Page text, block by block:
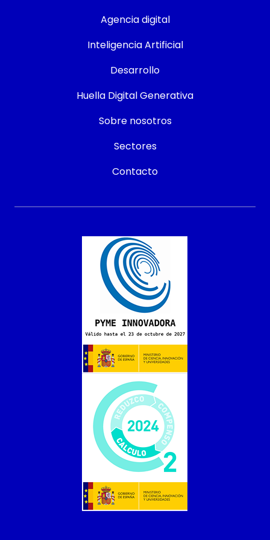
Agencia digital
Inteligencia Artificial
Desarrollo
Huella Digital Generativa
Sobre nosotros
Sectores
Contacto